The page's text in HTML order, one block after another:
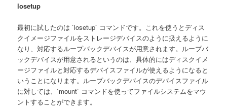
losetup
最初に試したのは `losetup` コマンドです。これを使うとディス
クイメージファイルをストレージデバイスのように扱えるように
なり、対応するループバックデバイスが用意されます。ループバ
ックデバイスが用意されるというのは、具体的にはディスクイメ
ージファイルと対応するデバイスファイルが使えるようになると
いうことになります。ループバックデバイスのデバイスファイル
に対しては、`mount` コマンドを使ってファイルシステムをマウ
ントすることができます。